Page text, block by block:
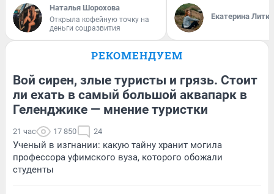
Наталья Шорохова
Открыла кофейную точку на
деньги соцразвития
Екатерина
РЕКОМЕНДУЕМ
Вой сирен, злые туристы и грязь. Стоит
ли ехать в самый большой аквапарк в
Геленджике — мнение туристки
21 час 17 850 24
Ученый в изгнании: какую тайну хранит могила
профессора уфимского вуза, которого обожали
студенты